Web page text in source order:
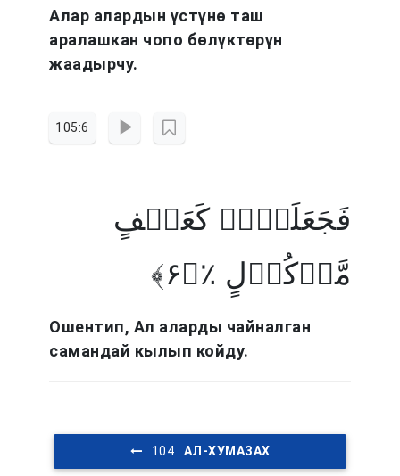
Алар алардын үстүнө таш
аралашкан чопо бөлүктөрүн
жаадырчу.
105:6
فَجَعَلَہُمۡ کَعَصۡفٍ
مَّاۡکُوۡلٍ ٪﴿۶﴾
Ошентип, Ал аларды чайналган
самандай кылып койду.
104 АЛ-ХУМАЗАХ